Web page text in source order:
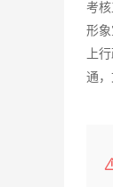
考
形
上
通，